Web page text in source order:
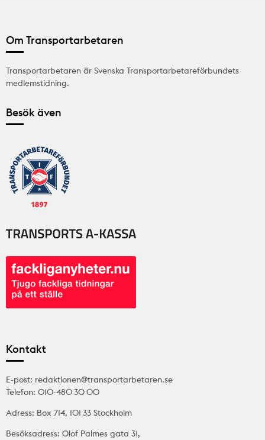
Om Transportarbetaren
Transportarbetaren är Svenska Transportarbetareförbundets
medlemstidning.
Besök även
Kontakt
E-post: redaktionen@transportarbetaren.se
Telefon: 010-480 30 00
Adress: Box 714, 101 33 Stockholm
Besöksadress: Olof Palmes gata 31,